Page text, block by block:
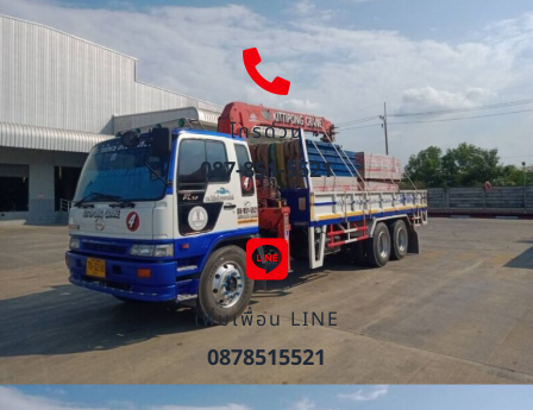
โทรด่วน
087-851-5521
เพิ่มเพื่อน LINE
0878515521